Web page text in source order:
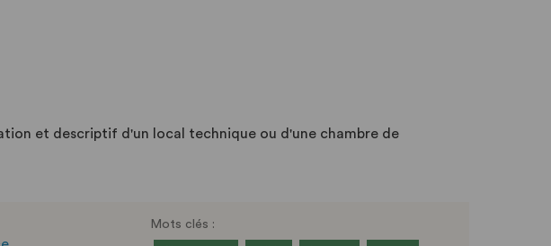
et descriptif d'un local technique ou d'une chambre de
Mots clés :